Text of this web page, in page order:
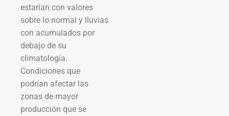
estarían con valores
sobre lo normal y lluvias
con acumulados por
debajo de su
climatología.
Condiciones que
podrían afectar las
zonas de mayor
producción que se